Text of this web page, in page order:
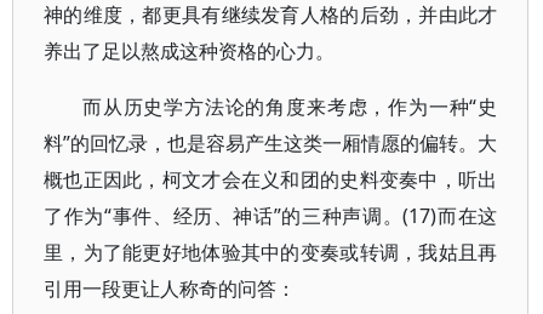
神的维度，都更具有继续发育人格的后劲，并由此才
养出了足以熬成这种资格的心力。
而从历史学方法论的角度来考虑，作为一种“史
料”的回忆录，也是容易产生这类一厢情愿的偏转。大
概也正因此，柯文才会在义和团的史料变奏中，听出
了作为“事件、经历、神话”的三种声调。(17)而在这
里，为了能更好地体验其中的变奏或转调，我姑且再
引用一段更让人称奇的问答：